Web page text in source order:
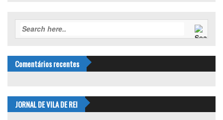
Comentários recentes
JORNAL DE VILA DE REI